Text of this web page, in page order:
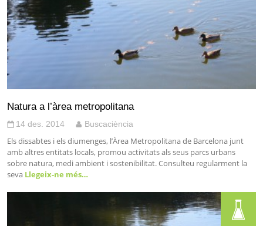
Natura a l’àrea metropolitana
14 des. 2014 Buscaciència
Els dissabtes i els diumenges, l’Àrea Metropolitana de Barcelona junt
amb altres entitats locals, promou activitats als seus parcs urbans
sobre natura, medi ambient i sostenibilitat. Consulteu regularment la
seva Llegeix-ne més…